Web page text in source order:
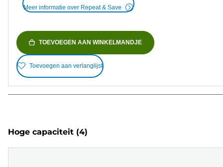
Meer informatie over Repeat & Save
TOEVOEGEN AAN WINKELMANDJE
Toevoegen aan verlanglijst
Hoge capaciteit (4)